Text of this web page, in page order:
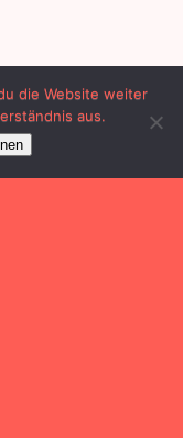
die Website weiter
aus.